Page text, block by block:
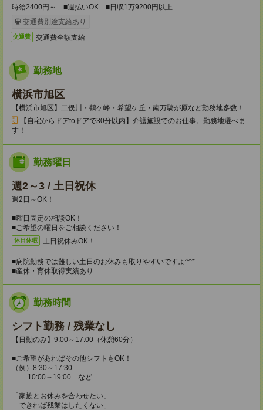
時給2400円～ ■週払いOK ■日収1万9200円以上
交通費別途支給あり
交通費 交通費全額支給
勤務地
横浜市旭区
【横浜市旭区】二俣川・鶴ケ峰・希望ケ丘・南万騎が原など勤務地多数！
【自宅からドアtoドアで30分以内】介護施設でのお仕事。勤務地選べま
す！
勤務曜日
週2～3 / 土日祝休
週2日～OK！
■曜日固定の相談OK！
■ご希望の曜日をご相談ください！
休日休暇 土日祝休みOK！
■病院勤務では難しい土日のお休みも取りやすいですよ^^*
■産休・育休取得実績あり
勤務時間
シフト勤務 / 残業なし
【日勤のみ】9:00～17:00（休憩60分）
■ご希望があればその他シフトもOK！
（例）8:30～17:30
10:00～19:00 など
「家族とお休みを合わせたい」
「できれば残業はしたくない」